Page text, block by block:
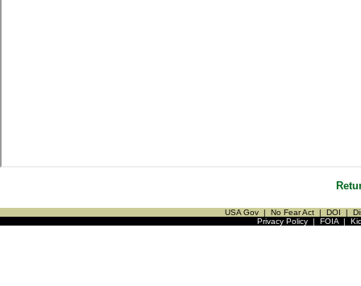
USA Gov | No Fear Act | DOI |
Privacy Policy| FOIA|